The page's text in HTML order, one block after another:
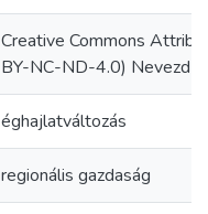
Creative Commons
BY-NC-ND-4.0) Nevezd
éghajlatváltozás
regionális gazdaság